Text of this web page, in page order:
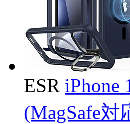
ESR iPhone
(MagSafe対